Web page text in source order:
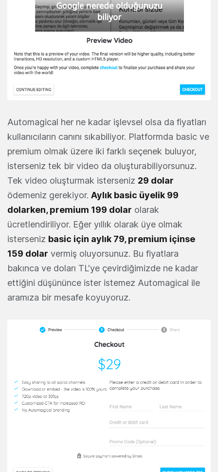
Automagical her ne kadar işlevsel olsa da fiyatları
kullanıcıların canını sıkabiliyor. Platformda basic ve
premium olmak üzere iki farklı seçenek buluyor,
isterseniz tek bir video da oluşturabiliyorsunuz.
Tek video oluşturmak isterseniz 29 dolar
ödemeniz gerekiyor. Aylık basic üyelik 99
dolarken, premium 199 dolar olarak
ücretlendiriliyor. Eğer yıllık olarak üye olmak
isterseniz basic için aylık 79, premium içinse
159 dolar vermiş oluyorsunuz. Bu fiyatlara
bakınca ve doları TL'ye çevirdiğimizde ne kadar
ettiğini düşününce ister istemez Automagical ile
aramıza bir mesafe koyuyoruz.